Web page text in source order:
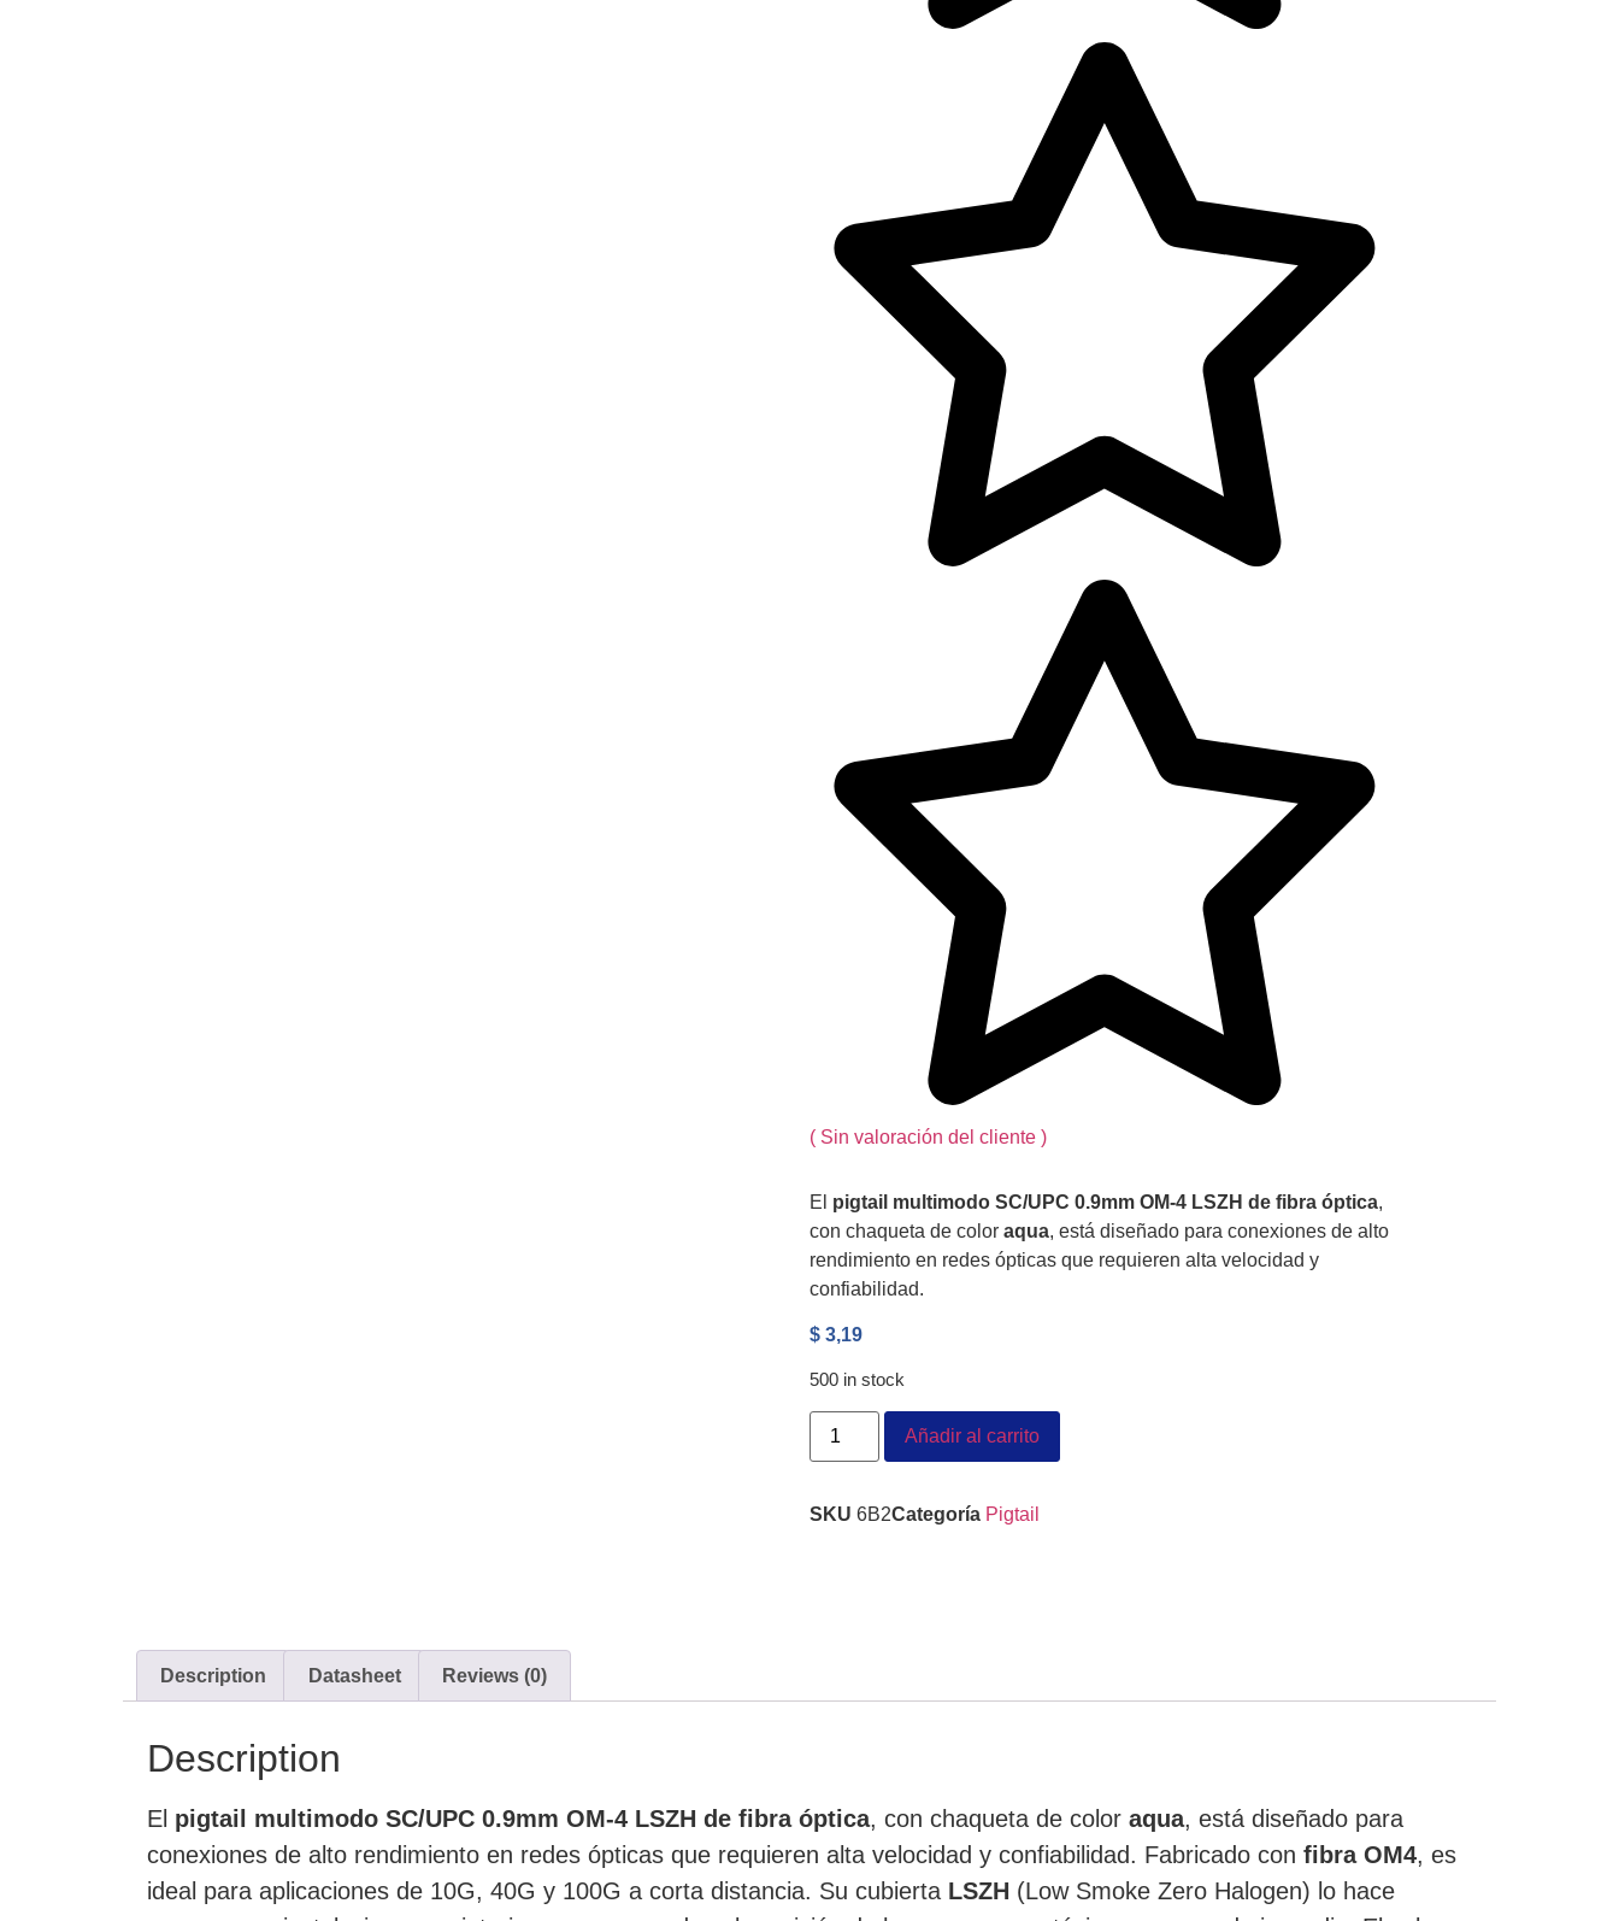
( Sin valoración del cliente )
El pigtail multimodo SC/UPC 0.9mm OM-4 LSZH de fibra óptica,
con chaqueta de color aqua, está diseñado para conexiones de alto
rendimiento en redes ópticas que requieren alta velocidad y
confiabilidad.
$ 3,19
500 in stock
Añadir al carrito
SKU 6B2Categoría Pigtail
Description Datasheet Reviews (0)
Description
El pigtail multimodo SC/UPC 0.9mm OM-4 LSZH de fibra óptica, con chaqueta de color aqua, está diseñado para
conexiones de alto rendimiento en redes ópticas que requieren alta velocidad y confiabilidad. Fabricado con fibra OM4, es
ideal para aplicaciones de 10G, 40G y 100G a corta distancia. Su cubierta LSZH (Low Smoke Zero Halogen) lo hace